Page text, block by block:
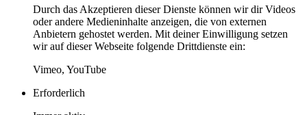
Durch das Akzeptieren dieser Dienste können wir dir Videos
oder andere Medieninhalte anzeigen, die von externen
Anbietern gehostet werden. Mit deiner Einwilligung setzen
wir auf dieser Webseite folgende Drittdienste ein:
Vimeo, YouTube
Erforderlich